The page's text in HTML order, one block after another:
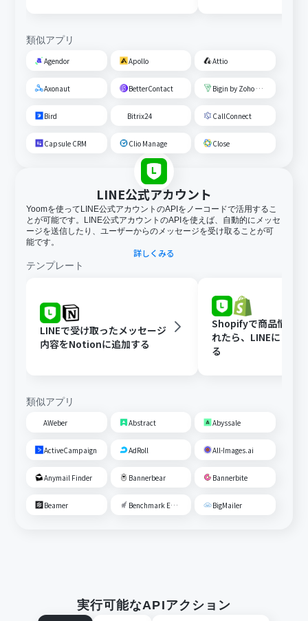
類似アプリ
Agendor Apollo Attio
Axonaut BetterContact Bigin by Zoho CRM
Bird Bitrix24 CallConnect
Capsule CRM Clio Manage Close
LINE公式アカウント
Yoomを使ってLINE公式アカウントのAPIをノーコードで活用するこ
とが可能です。LINE公式アカウントのAPIを使えば、自動的にメッセ
ージを送信したり、ユーザーからのメッセージを受け取ることが可
能です。
詳しくみる
テンプレート
LINEで受け取ったメッセージ
内容をNotionに追加する
Shopifyで商品情報が
れたら、LINEに自動
る
類似アプリ
AWeber Abstract Abyssale
ActiveCampaign AdRoll All-Images.ai
Anymail Finder Bannerbear Bannerbite
Beamer Benchmark Email BigMailer
実行可能なAPIアクション